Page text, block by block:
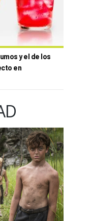
y el de los
en